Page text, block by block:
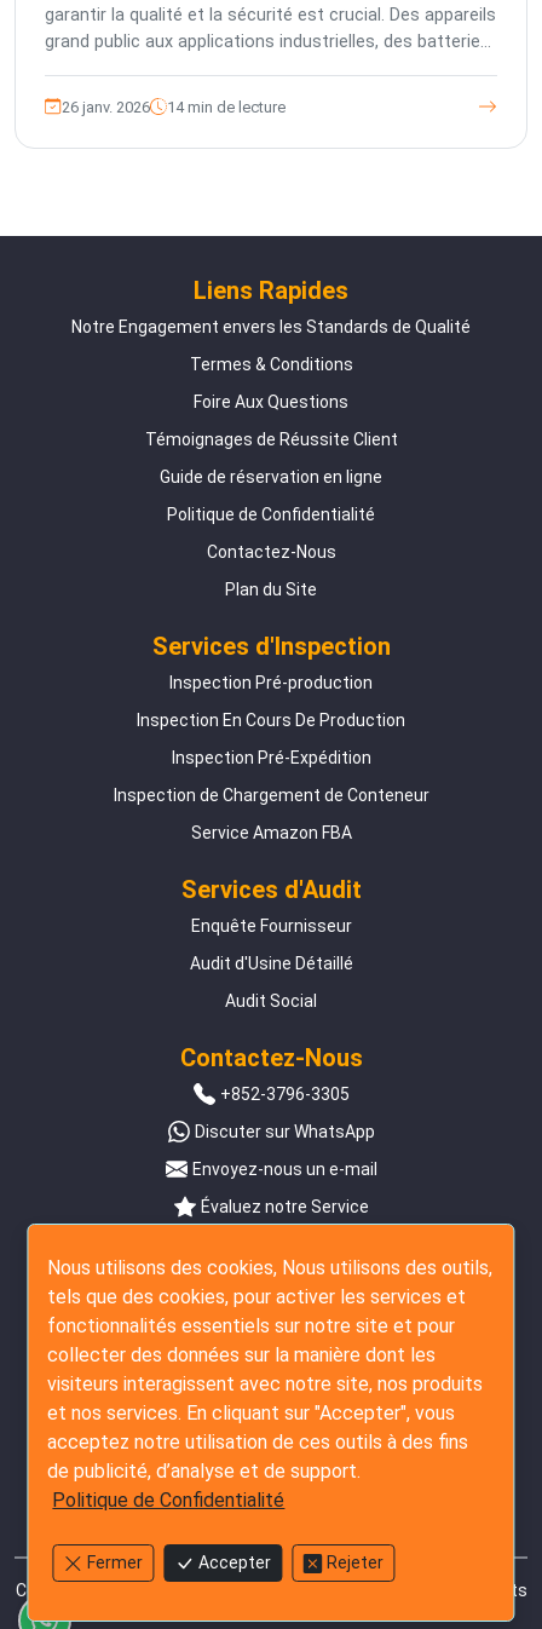
garantir la qualité et la sécurité est crucial. Des appareils
grand public aux applications industrielles, des batteries
explore comment The Inspection Company (TIC)
propose des services complets d'inspection par une
tierce partie, s'appuyant sur un management européen
solutions sur mesure pour chaque étape de la
26 janv. 2026 14 min de lecture
Liens Rapides
Notre Engagement envers les Standards de Qualité
Termes & Conditions
Foire Aux Questions
Témoignages de Réussite Client
Guide de réservation en ligne
Politique de Confidentialité
Contactez-Nous
Plan du Site
Services d'Inspection
Inspection Pré-production
Inspection En Cours De Production
Inspection Pré-Expédition
Inspection de Chargement de Conteneur
Service Amazon FBA
Services d'Audit
Enquête Fournisseur
Audit d'Usine Détaillé
Audit Social
Contactez-Nous
+852-3796-3305
Discuter sur WhatsApp
Envoyez-nous un e-mail
Évaluez notre Service
Suivez-Nous
Copyright © 2007 - 2026 The Inspection Company Ltd. Tous droits
Nous utilisons des cookies, Nous utilisons des outils,
tels que des cookies, pour activer les services et
fonctionnalités essentiels sur notre site et pour
collecter des données sur la manière dont les
visiteurs interagissent avec notre site, nos produits
et nos services. En cliquant sur "Accepter", vous
acceptez notre utilisation de ces outils à des fins
de publicité, d’analyse et de support.
Politique de Confidentialité
Fermer Accepter Rejeter